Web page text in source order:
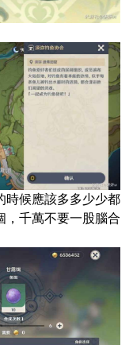
時候應該多多少少都
，千萬不要一股腦合